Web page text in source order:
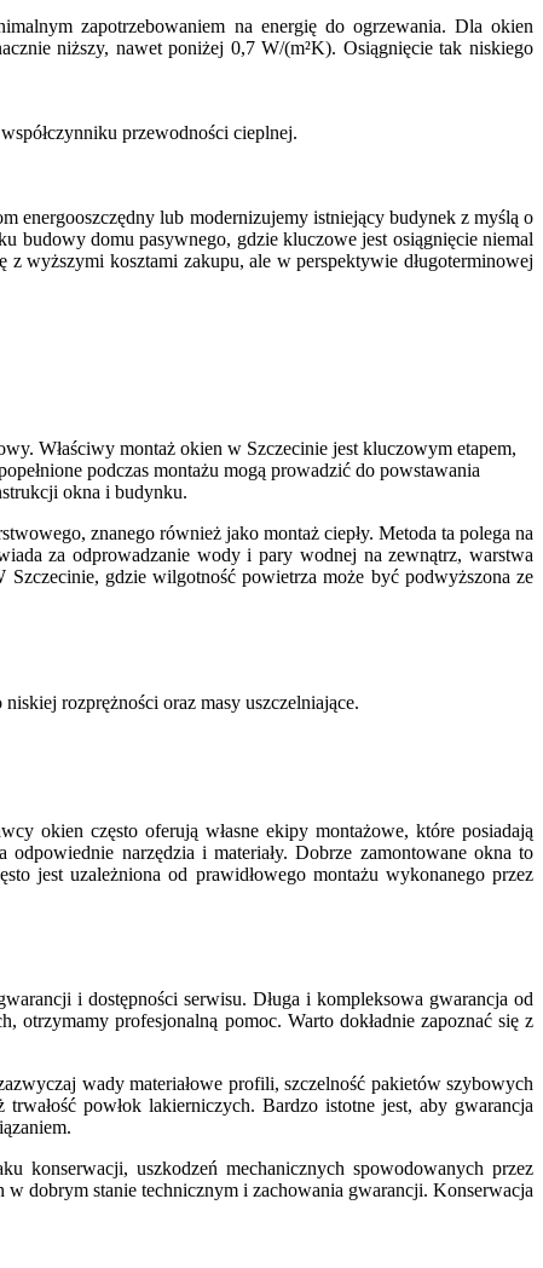
zapotrzebowaniem na energię do ogrzewania. Dla okien
niższy, nawet poniżej 0,7 W/(m²K). Osiągnięcie tak niskiego
przewodności cieplnej.
energooszczędny lub modernizujemy istniejący budynek z myślą o
budowy domu pasywnego, gdzie kluczowe jest osiągnięcie niemal
wyższymi kosztami zakupu, ale w perspektywie długoterminowej
Właściwy montaż okien w Szczecinie jest kluczowym etapem,
podczas montażu mogą prowadzić do powstawania
okna i budynku.
znanego również jako montaż ciepły. Metoda ta polega na
za odprowadzanie wody i pary wodnej na zewnątrz, warstwa
gdzie wilgotność powietrza może być podwyższona ze
rozprężności oraz masy uszczelniające.
okien często oferują własne ekipy montażowe, które posiadają
narzędzia i materiały. Dobrze zamontowane okna to
jest uzależniona od prawidłowego montażu wykonanego przez
i dostępności serwisu. Długa i kompleksowa gwarancja od
otrzymamy profesjonalną pomoc. Warto dokładnie zapoznać się z
wady materiałowe profili, szczelność pakietów szybowych
powłok lakierniczych. Bardzo istotne jest, aby gwarancja
konserwacji, uszkodzeń mechanicznych spowodowanych przez
dobrym stanie technicznym i zachowania gwarancji. Konserwacja